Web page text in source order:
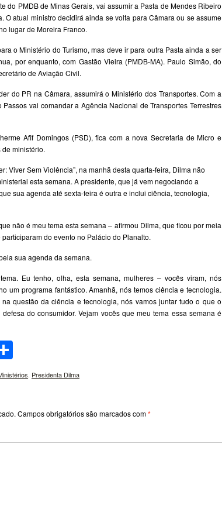
do PMDB de Minas Gerais, vai assumir a Pasta de Mendes Ribeiro
O atual ministro decidirá ainda se volta para Câmara ou se assume
lugar de Moreira Franco.
o Ministério do Turismo, mas deve ir para outra Pasta ainda a ser
por enquanto, com Gastão Vieira (PMDB-MA). Paulo Simão, do
de Aviação Civil.
do PR na Câmara, assumirá o Ministério dos Transportes. Com a
vai comandar a Agência Nacional de Transportes Terrestres
Afif Domingos (PSD), fica com a nova Secretaria de Micro e
ministério.
Viver Sem Violência”, na manhã desta quarta-feira, Dilma não
esta semana. A presidente, que já vem negociando a
sua agenda até sexta-feira é outra e inclui ciência, tecnologia,
não é meu tema esta semana – afirmou Dilma, que ficou por meia
do evento no Palácio do Planalto.
sua agenda da semana.
Eu tenho, olha, esta semana, mulheres – vocês viram, nós
um programa fantástico. Amanhã, nós temos ciência e tecnologia.
questão da ciência e tecnologia, nós vamos juntar tudo o que o
do consumidor. Vejam vocês que meu tema essa semana é
Presidenta Dilma
Campos obrigatórios são marcados com*